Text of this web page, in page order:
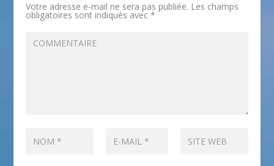
Votre adresse e-mail ne sera pas publiée. Les champs
obligatoires sont indiqués avec*